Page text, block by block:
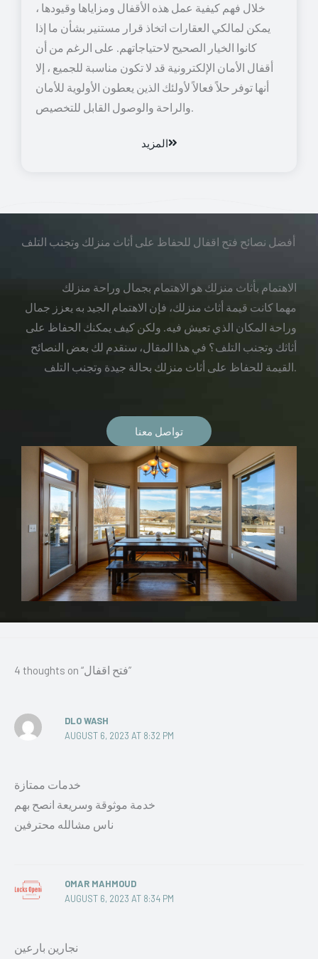
خلال فهم كيفية عمل هذه الأقفال ومزاياها وقيودها ،
يمكن لمالكي العقارات اتخاذ قرار مستنير بشأن ما إذا
كانوا الخيار الصحيح لاحتياجاتهم. على الرغم من أن
أقفال الأمان الإلكترونية قد لا تكون مناسبة للجميع ، إلا
أنها توفر حلاً فعالاً لأولئك الذين يعطون الأولوية للأمان
والراحة والوصول القابل للتخصيص.
المزيد
أفضل نصائح فتح اقفال للحفاظ على أثاث منزلك وتجنب التلف
الاهتمام بأثاث منزلك هو الاهتمام بجمال وراحة منزلك
مهما كانت قيمة أثاث منزلك، فإن الاهتمام الجيد به يعزز جمال
وراحة المكان الذي تعيش فيه. ولكن كيف يمكنك الحفاظ على
أثاثك وتجنب التلف؟ في هذا المقال، سنقدم لك بعض النصائح
القيمة للحفاظ على أثاث منزلك بحالة جيدة وتجنب التلف.
تواصل معنا
4 thoughts on “فتح اقفال”
DLO WASH
AUGUST 6, 2023 AT 8:32 PM
خدمات ممتازة
خدمة موثوقة وسريعة انصح بهم
ناس مشالله محترفين
OMAR MAHMOUD
AUGUST 6, 2023 AT 8:34 PM
نجارين بارعين